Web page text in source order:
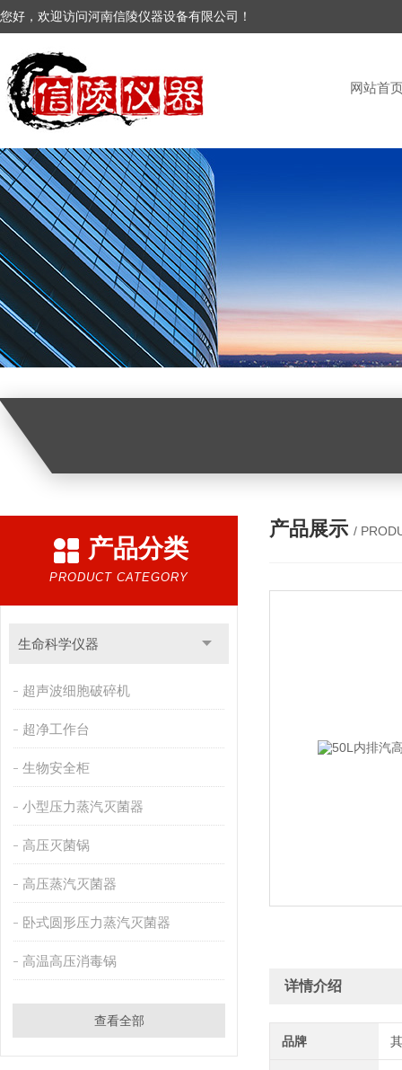
您好，欢迎访问河南信陵仪器设备有限公司！
网站首
产品分类
PRODUCT CATEGORY
生命科学仪器
超声波细胞破碎机
超净工作台
生物安全柜
小型压力蒸汽灭菌器
高压灭菌锅
高压蒸汽灭菌器
卧式圆形压力蒸汽灭菌器
高温高压消毒锅
查看全部
产品展示 /
详情介绍
品牌